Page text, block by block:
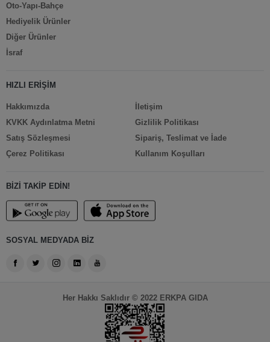
Oto-Yapı-Bahçe
Hediyelik Ürünler
Diğer Ürünler
İsraf
HIZLI ERİŞİM
Hakkımızda
KVKK Aydınlatma Metni
Satış Sözleşmesi
Çerez Politikası
İletişim
Gizlilik Politikası
Sipariş, Teslimat ve İade
Kullanım Koşulları
BİZİ TAKİP EDİN!
SOSYAL MEDYADA BİZ
Her Hakkı Saklıdır © 2022 ERKPA GIDA